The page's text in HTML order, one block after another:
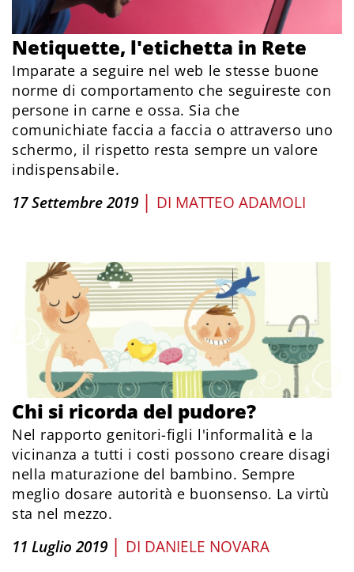
Netiquette, l'etichetta in Rete
Imparate a seguire nel web le stesse buone
norme di comportamento che seguireste con
persone in carne e ossa. Sia che
comunichiate faccia a faccia o attraverso uno
schermo, il rispetto resta sempre un valore
indispensabile.
17 Settembre 2019 | DI MATTEO ADAMOLI
Chi si ricorda del pudore?
Nel rapporto genitori-figli l'informalità e la
vicinanza a tutti i costi possono creare disagi
nella maturazione del bambino. Sempre
meglio dosare autorità e buonsenso. La virtù
sta nel mezzo.
11 Luglio 2019 | DI DANIELE NOVARA